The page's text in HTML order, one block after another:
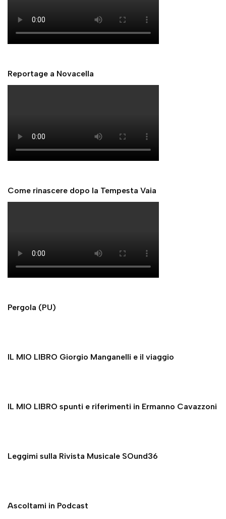
Reportage a Novacella
Come rinascere dopo la Tempesta Vaia
Pergola (PU)
IL MIO LIBRO Giorgio Manganelli e il viaggio
IL MIO LIBRO spunti e riferimenti in Ermanno Cavazzoni
Leggimi sulla Rivista Musicale SOund36
Ascoltami in Podcast